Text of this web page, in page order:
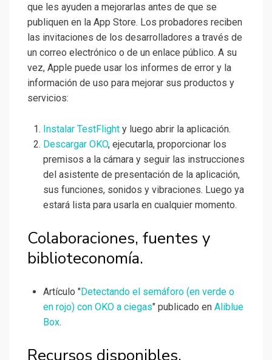
que les ayuden a mejorarlas antes de que se
publiquen en la App Store. Los probadores reciben
las invitaciones de los desarrolladores a través de
un correo electrónico o de un enlace público. A su
vez, Apple puede usar los informes de error y la
información de uso para mejorar sus productos y
servicios:
Instalar TestFlight y luego abrir la aplicación.
Descargar OKO, ejecutarla, proporcionar los
premisos a la cámara y seguir las instrucciones
del asistente de presentación de la aplicación,
sus funciones, sonidos y vibraciones. Luego ya
estará lista para usarla en cualquier momento.
Colaboraciones, fuentes y
biblioteconomía.
Artículo "Detectando el semáforo (en verde o
en rojo) con OKO a ciegas" publicado en Aliblue
Box.
Recursos disponibles.